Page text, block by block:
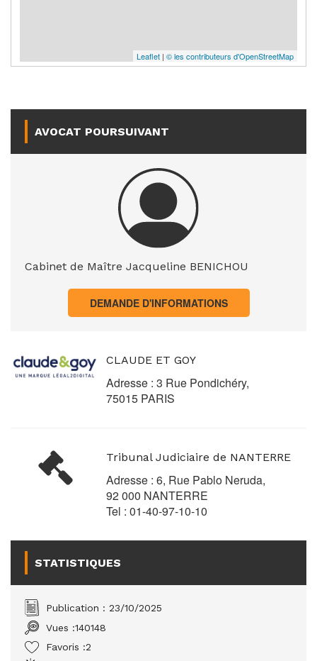
Leaflet | © les contributeurs d'OpenStreetMap
AVOCAT POURSUIVANT
Cabinet de Maître Jacqueline BENICHOU
DEMANDE D'INFORMATIONS
CLAUDE ET GOY
Adresse : 3 Rue Pondichéry,
75015 PARIS
Tribunal Judiciaire de NANTERRE
Adresse : 6, Rue Pablo Neruda,
92 000 NANTERRE
Tel : 01-40-97-10-10
STATISTIQUES
Publication : 23/10/2025
Vues :140148
Favoris :2